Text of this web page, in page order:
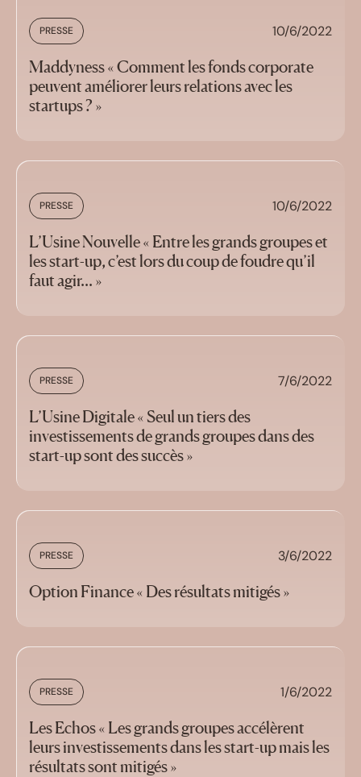
PRESSE 10/6/2022
Maddyness « Comment les fonds corporate
peuvent améliorer leurs relations avec les
startups ? »
PRESSE 10/6/2022
L’Usine Nouvelle « Entre les grands groupes et
les start-up, c’est lors du coup de foudre qu’il
faut agir… »
PRESSE 7/6/2022
L’Usine Digitale « Seul un tiers des
investissements de grands groupes dans des
start-up sont des succès »
PRESSE 3/6/2022
Option Finance « Des résultats mitigés »
PRESSE 1/6/2022
Les Echos « Les grands groupes accélèrent
leurs investissements dans les start-up mais les
résultats sont mitigés »